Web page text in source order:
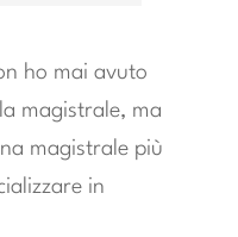
ho mai avuto
magistrale, ma
magistrale più
in